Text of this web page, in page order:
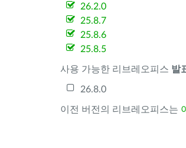
26.2.0
25.8.7
25.8.6
25.8.5
사용 가능한 리브레오피스 발
26.8.0
이전 버전의 리브레오피스는